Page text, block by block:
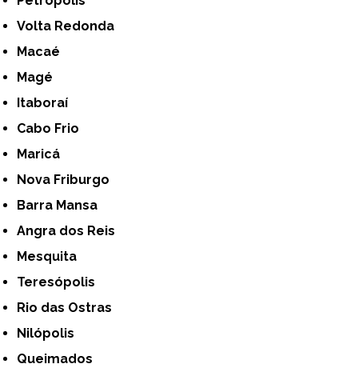
Volta Redonda
Macaé
Magé
Itaboraí
Cabo Frio
Maricá
Nova Friburgo
Barra Mansa
Angra dos Reis
Mesquita
Teresópolis
Rio das Ostras
Nilópolis
Queimados